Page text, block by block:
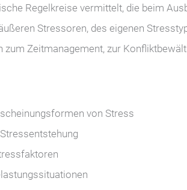
Regelkreise vermittelt, die beim
Stressoren, des eigenen
zum Zeitmanagement, zur
von Stress